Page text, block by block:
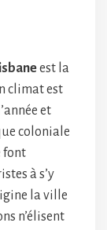
est la
climat est
et
coloniale
font
à s’y
la ville
n’élisent